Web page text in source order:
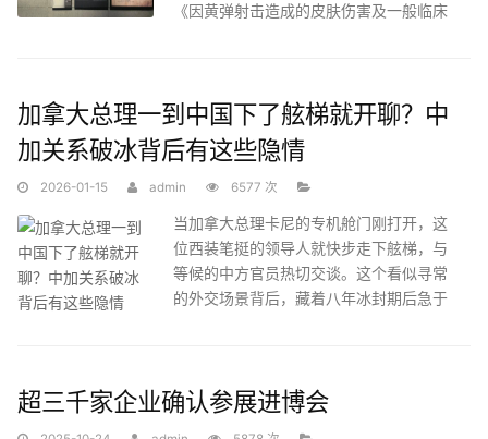
《因黄弹射击造成的皮肤伤害及一般临床
加拿大总理一到中国下了舷梯就开聊？中
加关系破冰背后有这些隐情
2026-01-15 admin 6577 次
当加拿大总理卡尼的专机舱门刚打开，这
位西装笔挺的领导人就快步走下舷梯，与
等候的中方官员热切交谈。这个看似寻常
的外交场景背后，藏着八年冰封期后急于
超三千家企业确认参展进博会